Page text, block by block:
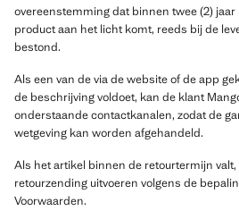
overeenstemming dat binnen twee (2) jaar
product aan het licht komt, reeds bij de
bestond.
Als een van de via de website of de app
de beschrijving voldoet, kan de klant
onderstaande contactkanalen, zodat de
wetgeving kan worden afgehandeld.
Als het artikel binnen de retourtermijn
retourzending uitvoeren volgens de
Voorwaarden.